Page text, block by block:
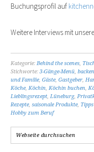
Buchungsprofil auf
Weitere Interviews mit
Kategorie:Behind the scenes,
Stichworte:3-Gänge-Menü,
und Familie,Gäste,Gastgeber,
Köche,Köchin,Köchin buchen,
Lieblingsrezept,Lüneburg,
Rezepte,saisonale Produkte,
Hobby zum Beruf